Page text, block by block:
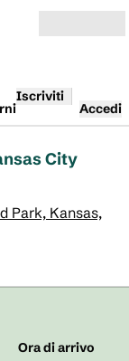
Iscriviti
Accedi
City
Park, Kansas,
Ora di arrivo